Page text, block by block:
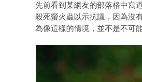
先前看到某網友的部落格中寫
殺死螢火蟲以示抗議，因為沒
為像這樣的情境，並不是不可